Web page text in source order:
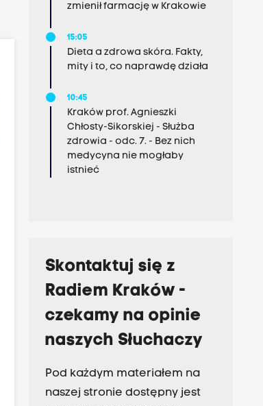
zmienił farmację w Krakowie
15:05
Dieta a zdrowa skóra. Fakty,
mity i to, co naprawdę działa
10:45
Kraków prof. Agnieszki
Chłosty-Sikorskiej - Służba
zdrowia - odc. 7. - Bez nich
medycyna nie mogłaby
istnieć
Skontaktuj się z
Radiem Kraków -
czekamy na opinie
naszych Słuchaczy
Pod każdym materiałem na
naszej stronie dostępny jest